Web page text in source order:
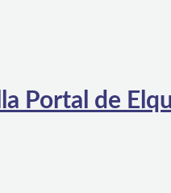
Portal de